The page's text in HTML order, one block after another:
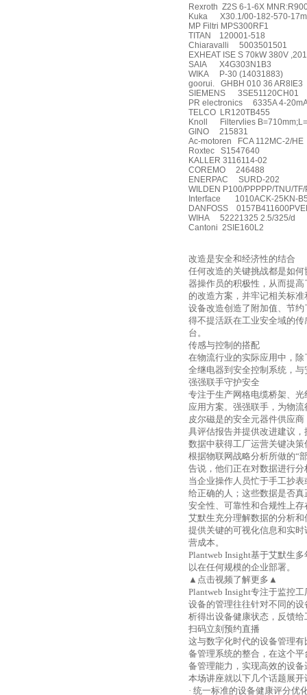
Rexroth Z2S 6-1-6X
Kuka
X30.1/00-182-570-17m
MP Filtri MPS300RF1
TITAN
120001-518
Chiaravalli
5003501501
EXHEAT ISE S 70kW 380V
SAIA
X4G303N1B3
WIKA
P-30 (14031883)
goorui.
GHBH 010 36 AR8IE3
SIEMENS
3SE51120CH01
PR electronics
6335A 4-
TELCO LR120TB455
Knoll
Filtervlies
GINO
215831
Ac-motoren
FCA 112MC-2/HE
Roxtec
S1547640
KALLER 3116114-02
COREMO
246488
ENERPAC
SURD-202
WILDEN P100/PPPPP/TNU/TF/
Interface
1010ACK-25KN-
DANFOSS
WIHA
52221325 2.5/325/d
Cantoni 2SIE160L2
改造是安全和经济性的结合
任何改造的关键挑战都是如
器操作员的积极性，从而提
的改造方案，并牢记相关标
设备改造创造了附加值、节
得不提活跃在工业安全域的
台。
传感与控制的搭配
在物流行业的实际应用中，
全继电器到安全控制系统，
强强联手守护安全
专注于生产网格电缆桥架、
应用方案。强强联手，为物
皮尔磁是的安全元器件供应
具评估报告并提供改进建议
数据中获得工厂运营关键决策
根据物联网战略分析所做的“
告说，他们正在对数据进行
当企业操作人员忙于手工抄
给正确的人；这些数据是否
安全性、可靠性和合规性上存
艾默生充分理解数据的分析
提供关键的可视化信息和实
营成本。
Plantweb Insight基于艾默生多
以在任何规模的企业部署。
▲点击视频了解更多▲
Plantweb Insight专注于监控工
设备的管理往往针对不同的
析得出设备健康状态，反馈给
扫码立刻预约直播
这与数字化时代的设备管理
备管理系统的整合，在这个
备管理能力，实现高效的设备
本场讲座就以下几个话题展开
· 统一标准的设备健康评分优